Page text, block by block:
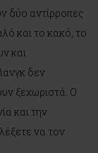
δύο αντίρροπες
και το κακό, το
και
δεν
ξεχωριστά. Ο
και την
να τον